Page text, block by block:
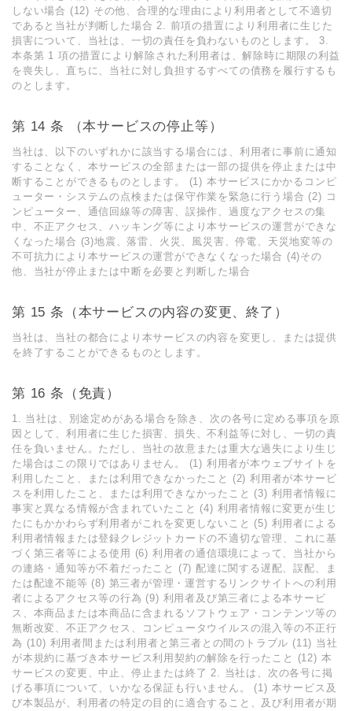
しない場合 (12) その他、合理的な理由により利⽤者として不適切
であると当社が判断した場合 2. 前項の措置により利⽤者に⽣じた
損害について、当社は、⼀切の責任を負わないものとします。 3.
本条第 1 項の措置により解除された利⽤者は、解除時に期限の利益
を喪失し、直ちに、当社に対し負担するすべての債務を履⾏するも
のとします。
第 14 条 （本サービスの停⽌等）
当社は、以下のいずれかに該当する場合には、利⽤者に事前に通知
することなく、本サービスの全部または⼀部の提供を停⽌または中
断することができるものとします。 (1) 本サービスにかかるコンピ
ューター・システムの点検または保守作業を緊急に⾏う場合 (2) コ
ンピューター、通信回線等の障害、誤操作、過度なアクセスの集
中、不正アクセス、ハッキング等により本サービスの運営ができな
くなった場合 (3)地震、落雷、⽕災、⾵災害、停電、天災地変等の
不可抗⼒により本サービスの運営ができなくなった場合 (4)その
他、当社が停⽌または中断を必要と判断した場合
第 15 条（本サービスの内容の変更、終了）
当社は、当社の都合により本サービスの内容を変更し、または提供
を終了することができるものとします。
第 16 条（免責）
1. 当社は、別途定めがある場合を除き、次の各号に定める事項を原
因として、利⽤者に⽣じた損害、損失、不利益等に対し、⼀切の責
任を負いません。ただし、当社の故意または重⼤な過失により⽣じ
た場合はこの限りではありません。 (1) 利⽤者が本ウェブサイトを
利⽤したこと、または利⽤できなかったこと (2) 利⽤者が本サービ
スを利⽤したこと、または利⽤できなかったこと (3) 利⽤者情報に
事実と異なる情報が含まれていたこと (4) 利⽤者情報に変更が⽣じ
たにもかかわらず利⽤者がこれを変更しないこと (5) 利⽤者による
利⽤者情報または登録クレジットカードの不適切な管理、これに基
づく第三者等による使⽤ (6) 利⽤者の通信環境によって、当社から
の連絡・通知等が不着だったこと (7) 配達に関する遅配、誤配、ま
たは配達不能等 (8) 第三者が管理・運営するリンクサイトへの利⽤
者によるアクセス等の⾏為 (9) 利⽤者及び第三者による本サービ
ス、本商品または本商品に含まれるソフトウェア・コンテンツ等の
無断改変、不正アクセス、コンピュータウイルスの混⼊等の不正⾏
為 (10) 利⽤者間または利⽤者と第三者との間のトラブル (11) 当社
が本規約に基づき本サービス利⽤契約の解除を⾏ったこと (12) 本
サービスの変更、中⽌、停⽌または終了 2. 当社は、次の各号に掲
げる事項について、いかなる保証も⾏いません。 (1) 本サービス及
び本製品が、利⽤者の特定の⽬的に適合すること、及び利⽤者が期